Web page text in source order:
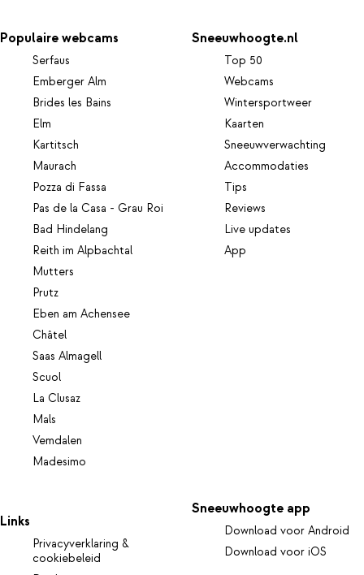
Populaire webcams
Serfaus
Emberger Alm
Brides les Bains
Elm
Kartitsch
Maurach
Pozza di Fassa
Pas de la Casa - Grau Roi
Bad Hindelang
Reith im Alpbachtal
Mutters
Prutz
Eben am Achensee
Châtel
Saas Almagell
Scuol
La Clusaz
Mals
Vemdalen
Madesimo
Sneeuwhoogte.nl
Top 50
Webcams
Wintersportweer
Kaarten
Sneeuwverwachting
Accommodaties
Tips
Reviews
Live updates
App
Links
Privacyverklaring &
cookiebeleid
Sneeuwhoogte app
Download voor Android
Download voor iOS